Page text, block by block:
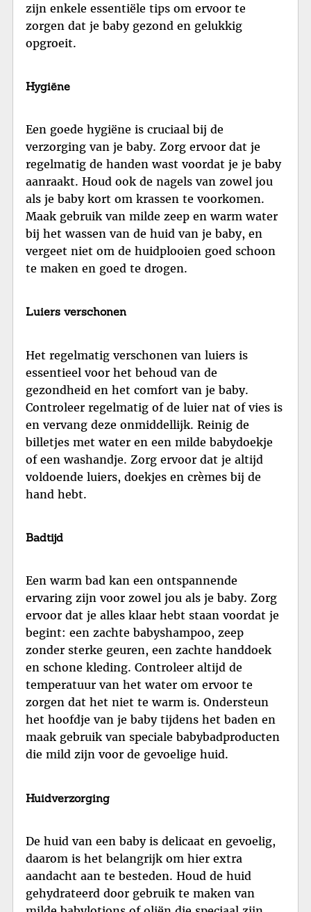
zijn enkele essentiële tips om ervoor te
zorgen dat je baby gezond en gelukkig
opgroeit.
Hygiëne
Een goede hygiëne is cruciaal bij de
verzorging van je baby. Zorg ervoor dat je
regelmatig de handen wast voordat je je baby
aanraakt. Houd ook de nagels van zowel jou
als je baby kort om krassen te voorkomen.
Maak gebruik van milde zeep en warm water
bij het wassen van de huid van je baby, en
vergeet niet om de huidplooien goed schoon
te maken en goed te drogen.
Luiers verschonen
Het regelmatig verschonen van luiers is
essentieel voor het behoud van de
gezondheid en het comfort van je baby.
Controleer regelmatig of de luier nat of vies is
en vervang deze onmiddellijk. Reinig de
billetjes met water en een milde babydoekje
of een washandje. Zorg ervoor dat je altijd
voldoende luiers, doekjes en crèmes bij de
hand hebt.
Badtijd
Een warm bad kan een ontspannende
ervaring zijn voor zowel jou als je baby. Zorg
ervoor dat je alles klaar hebt staan voordat je
begint: een zachte babyshampoo, zeep
zonder sterke geuren, een zachte handdoek
en schone kleding. Controleer altijd de
temperatuur van het water om ervoor te
zorgen dat het niet te warm is. Ondersteun
het hoofdje van je baby tijdens het baden en
maak gebruik van speciale babybadproducten
die mild zijn voor de gevoelige huid.
Huidverzorging
De huid van een baby is delicaat en gevoelig,
daarom is het belangrijk om hier extra
aandacht aan te besteden. Houd de huid
gehydrateerd door gebruik te maken van